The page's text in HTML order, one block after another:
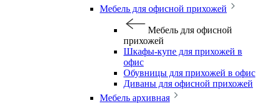
Мебель для офисной прихожей
Мебель для офисной
прихожей
Шкафы-купе для прихожей в
офис
Обувницы для прихожей в офис
Диваны для офисной прихожей
Мебель архивная